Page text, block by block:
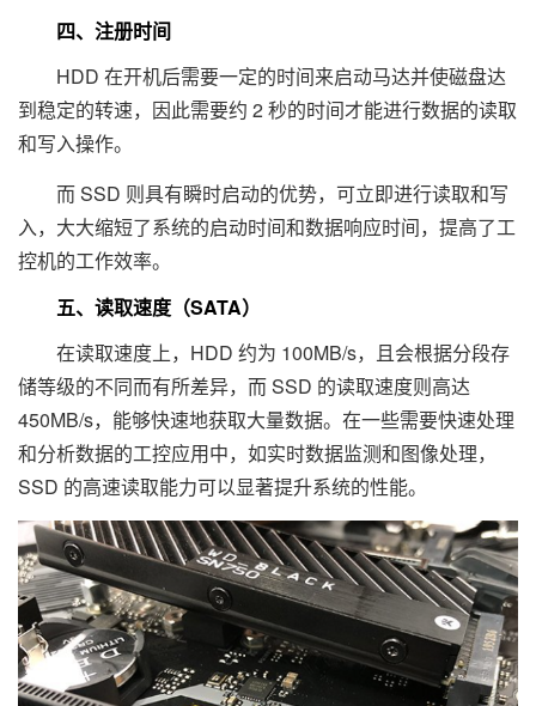
四、注册时间
HDD 在开机后需要一定的时间来启动马达并使磁盘达
到稳定的转速，因此需要约 2 秒的时间才能进行数据的读取
和写入操作。
而 SSD 则具有瞬时启动的优势，可立即进行读取和写
入，大大缩短了系统的启动时间和数据响应时间，提高了工
控机的工作效率。
五、读取速度（SATA）
在读取速度上，HDD 约为 100MB/s，且会根据分段存
储等级的不同而有所差异，而 SSD 的读取速度则高达
450MB/s，能够快速地获取大量数据。在一些需要快速处理
和分析数据的工控应用中，如实时数据监测和图像处理，
SSD 的高速读取能力可以显著提升系统的性能。